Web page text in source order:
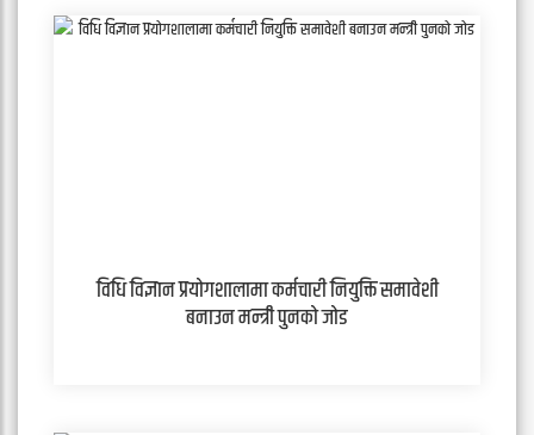
विधि विज्ञान प्रयोगशालामा कर्मचारी नियुक्ति समावेशी
बनाउन मन्त्री पुनको जोड